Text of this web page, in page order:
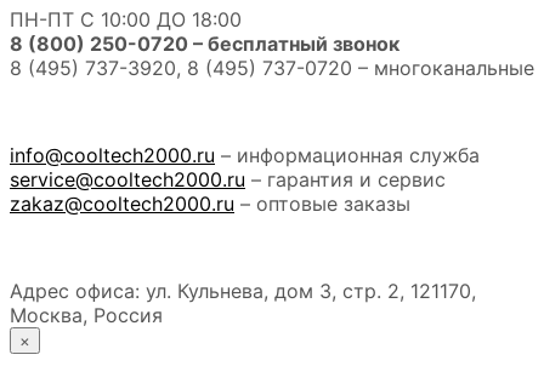
ПН-ПТ С 10:00 ДО 18:00
8 (800) 250-0720 – бесплатный звонок
8 (495) 737-3920, 8 (495) 737-0720 – многоканальные
info@cooltech2000.ru – информационная служба
service@cooltech2000.ru – гарантия и сервис
zakaz@cooltech2000.ru – оптовые заказы
Адрес офиса: ул. Кульнева, дом 3, стр. 2, 121170,
Москва, Россия
×